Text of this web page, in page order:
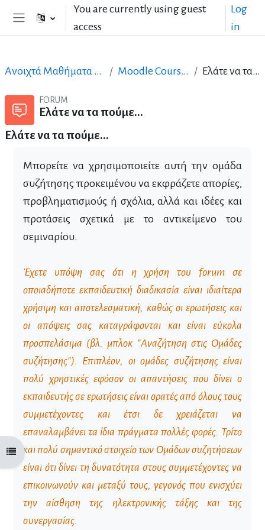
Skip to main contentYou are currently using guest
access
Log
in
Open course index
Ανοιχτά Μαθήματα στα Ελληνικά Moodle Course Creation Ελάτε να τα πούμε...
FORUM
Ελάτε να τα πούμε...
Ελάτε να τα πούμε...
Μπορείτε να χρησιμοποιείτε αυτή την ομάδα
συζήτησης προκειμένου να εκφράζετε απορίες,
προβληματισμούς ή σχόλια, αλλά και ιδέες και
προτάσεις σχετικά με το αντικείμενο του
σεμιναρίου.
Έχετε υπόψη σας ότι η χρήση του forum σε
οποιαδήποτε εκπαιδευτική διαδικασία είναι ιδιαίτερα
χρήσιμη και αποτελεσματική, καθώς οι ερωτήσεις και
οι απόψεις σας καταγράφονται και είναι εύκολα
προσπελάσιμα (βλ. μπλοκ "Αναζήτηση στις Ομάδες
συζήτησης"). Επιπλέον, οι ομάδες συζήτησης είναι
πολύ χρηστικές εφόσον οι απαντήσεις που δίνει ο
εκπαιδευτής σε ερωτήσεις είναι ορατές από όλους τους
συμμετέχοντες και έτσι δε χρειάζεται να
επαναλαμβάνει τα ίδια πράγματα πολλές φορές. Τρίτο
και πολύ σημαντικό στοιχείο των Ομάδων συζητήσεων
είναι ότι δίνει τη δυνατότητα στους συμμετέχοντες να
επικοινωνούν και μεταξύ τους, γεγονός που ενισχύει
την αίσθηση της ηλεκτρονικής τάξης και της
συνεργασίας.